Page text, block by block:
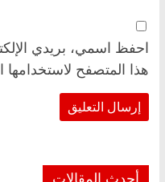
احفظ اسمي، بريدي
هذا المتصفح لاستخدامها
أحدث المقالات